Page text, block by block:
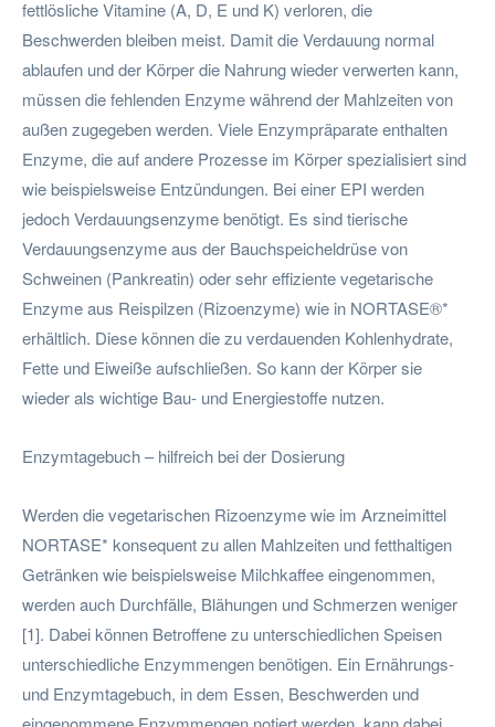
fettlösliche Vitamine (A, D, E und K) verloren, die
Beschwerden bleiben meist. Damit die Verdauung normal
ablaufen und der Körper die Nahrung wieder verwerten kann,
müssen die fehlenden Enzyme während der Mahlzeiten von
außen zugegeben werden. Viele Enzympräparate enthalten
Enzyme, die auf andere Prozesse im Körper spezialisiert sind
wie beispielsweise Entzündungen. Bei einer EPI werden
jedoch Verdauungsenzyme benötigt. Es sind tierische
Verdauungsenzyme aus der Bauchspeicheldrüse von
Schweinen (Pankreatin) oder sehr effiziente vegetarische
Enzyme aus Reispilzen (Rizoenzyme) wie in NORTASE®*
erhältlich. Diese können die zu verdauenden Kohlenhydrate,
Fette und Eiweiße aufschließen. So kann der Körper sie
wieder als wichtige Bau- und Energiestoffe nutzen.
Enzymtagebuch – hilfreich bei der Dosierung
Werden die vegetarischen Rizoenzyme wie im Arzneimittel
NORTASE* konsequent zu allen Mahlzeiten und fetthaltigen
Getränken wie beispielsweise Milchkaffee eingenommen,
werden auch Durchfälle, Blähungen und Schmerzen weniger
[1]. Dabei können Betroffene zu unterschiedlichen Speisen
unterschiedliche Enzymmengen benötigen. Ein Ernährungs-
und Enzymtagebuch, in dem Essen, Beschwerden und